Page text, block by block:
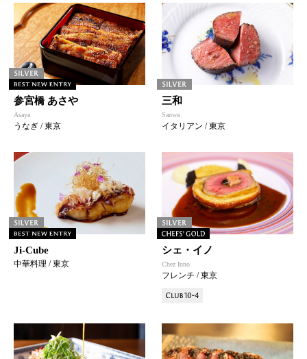
参宮橋 あさや
Asaya
うなぎ / 東京
三和
Sanwa
イタリアン / 東京
Ji-Cube
中華料理 / 東京
シェ・イノ
Chez Inno
フレンチ / 東京